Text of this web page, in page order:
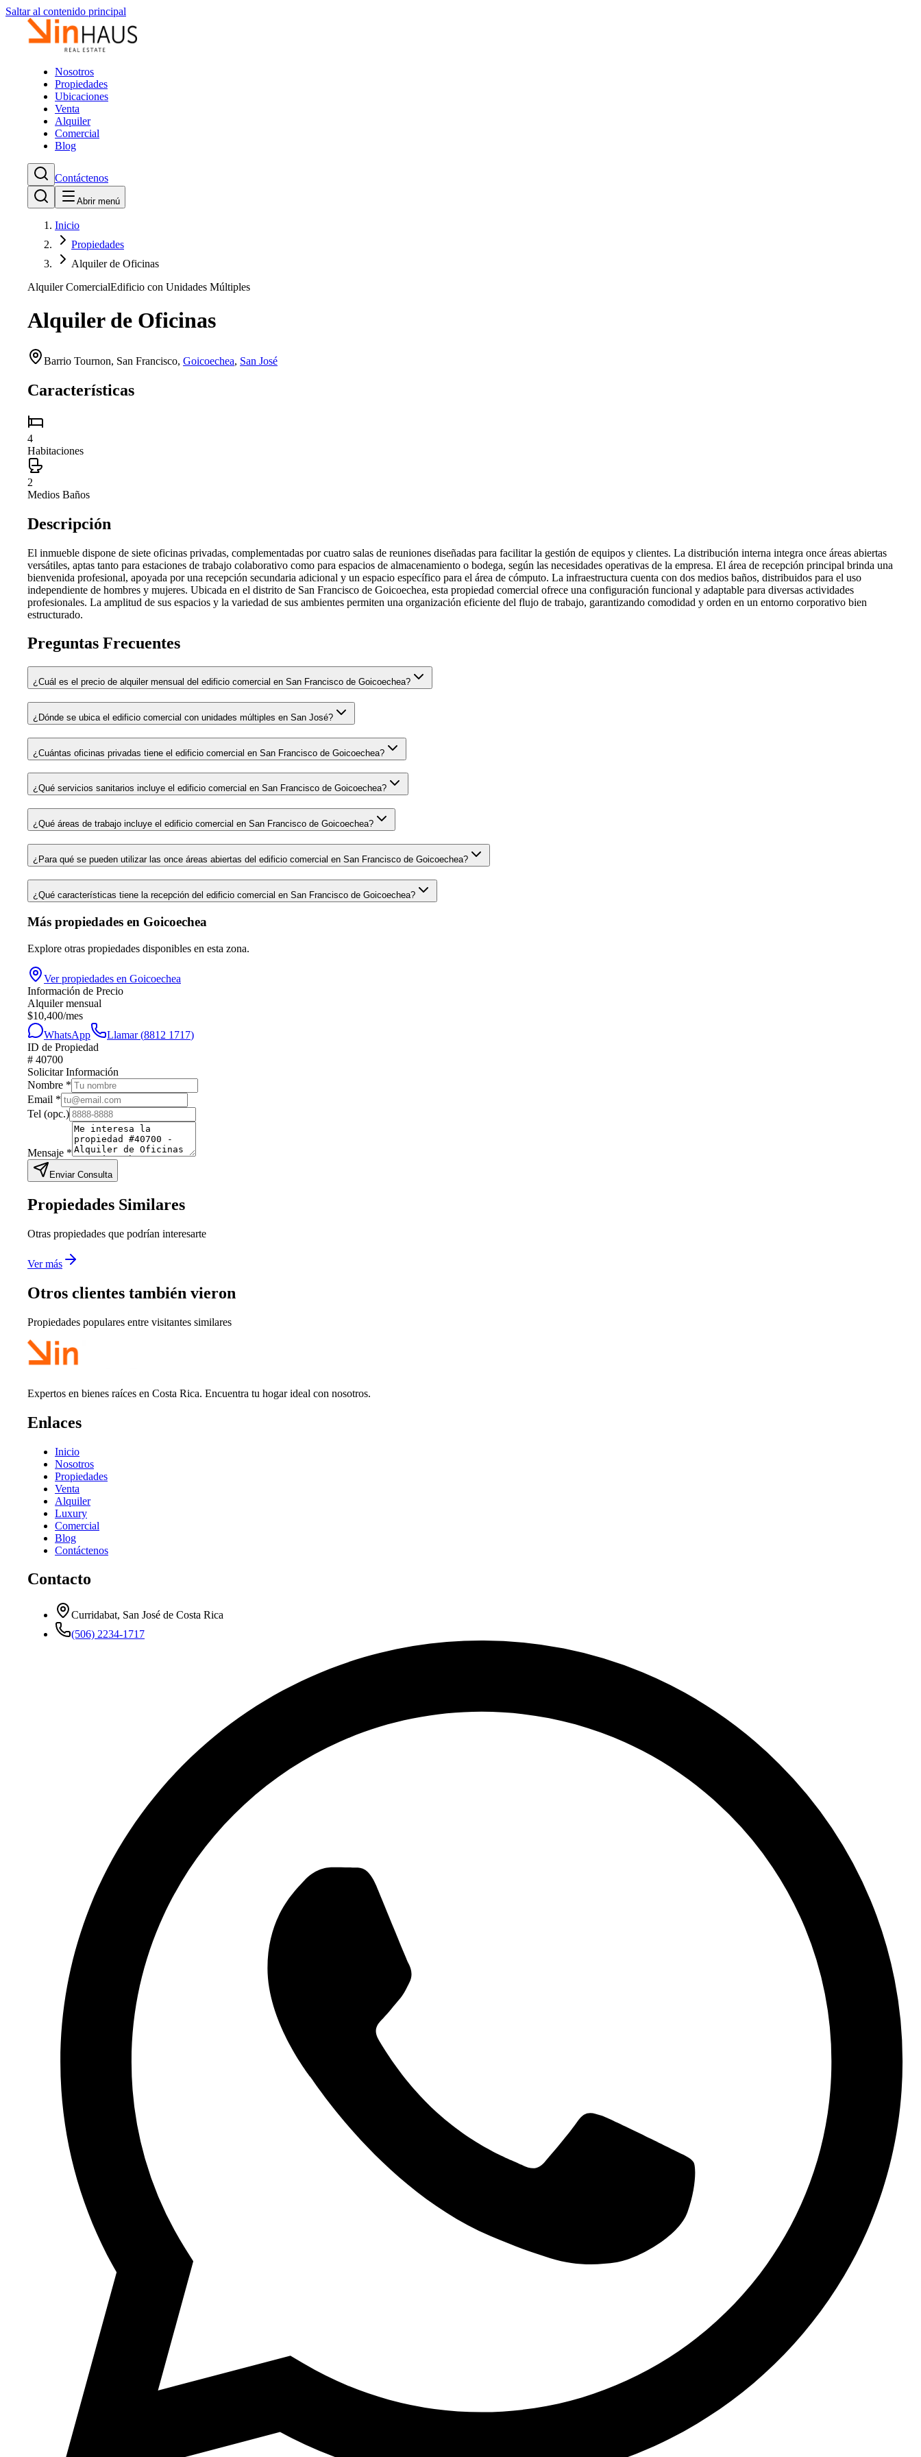
Saltar al contenido principal
Nosotros
Propiedades
Ubicaciones
Venta
Alquiler
Comercial
Blog
Contáctenos
Abrir menú
Inicio
Propiedades
Alquiler de Oficinas
Alquiler ComercialEdificio con Unidades Múltiples
Alquiler de Oficinas
Barrio Tournon, San Francisco, Goicoechea, San José
Características
4
Habitaciones
2
Medios Baños
Descripción
El inmueble dispone de siete oficinas privadas, complementadas por cuatro salas de reuniones diseñadas para facilitar la gestión de equipos y clientes. La distribución interna integra once áreas abiertas
versátiles, aptas tanto para estaciones de trabajo colaborativo como para espacios de almacenamiento o bodega, según las necesidades operativas de la empresa. El área de recepción principal brinda una
bienvenida profesional, apoyada por una recepción secundaria adicional y un espacio específico para el área de cómputo. La infraestructura cuenta con dos medios baños, distribuidos para el uso
independiente de hombres y mujeres. Ubicada en el distrito de San Francisco de Goicoechea, esta propiedad comercial ofrece una configuración funcional y adaptable para diversas actividades
profesionales. La amplitud de sus espacios y la variedad de sus ambientes permiten una organización eficiente del flujo de trabajo, garantizando comodidad y orden en un entorno corporativo bien
estructurado.
Preguntas Frecuentes
¿Cuál es el precio de alquiler mensual del edificio comercial en San Francisco de Goicoechea?
¿Dónde se ubica el edificio comercial con unidades múltiples en San José?
¿Cuántas oficinas privadas tiene el edificio comercial en San Francisco de Goicoechea?
¿Qué servicios sanitarios incluye el edificio comercial en San Francisco de Goicoechea?
¿Qué áreas de trabajo incluye el edificio comercial en San Francisco de Goicoechea?
¿Para qué se pueden utilizar las once áreas abiertas del edificio comercial en San Francisco de Goicoechea?
¿Qué características tiene la recepción del edificio comercial en San Francisco de Goicoechea?
Más propiedades en Goicoechea
Explore otras propiedades disponibles en esta zona.
Ver propiedades en Goicoechea
Información de Precio
Alquiler mensual
$10,400/mes
WhatsApp
Llamar (8812 1717)
ID de Propiedad
# 40700
Solicitar Información
Nombre *
Email *
Tel (opc.)
Mensaje *
Enviar Consulta
Propiedades Similares
Otras propiedades que podrían interesarte
Ver más
Otros clientes también vieron
Propiedades populares entre visitantes similares
Expertos en bienes raíces en Costa Rica. Encuentra tu hogar ideal con nosotros.
Enlaces
Inicio
Nosotros
Propiedades
Venta
Alquiler
Luxury
Comercial
Blog
Contáctenos
Contacto
Curridabat, San José de Costa Rica
(506) 2234-1717